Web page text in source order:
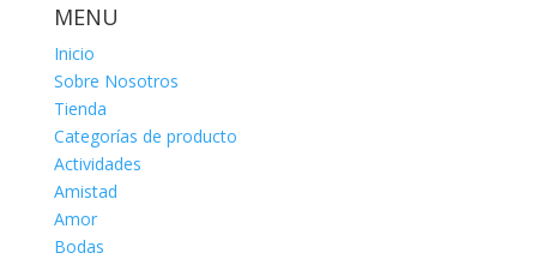
MENU
Inicio
Sobre Nosotros
Tienda
Categorías de producto
Actividades
Amistad
Amor
Bodas